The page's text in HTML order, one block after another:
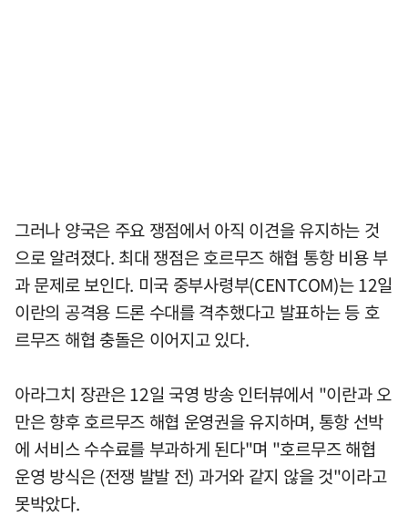
그러나 양국은 주요 쟁점에서 아직 이견을 유지하는 것
으로 알려졌다. 최대 쟁점은 호르무즈 해협 통항 비용 부
과 문제로 보인다. 미국 중부사령부(CENTCOM)는 12일
이란의 공격용 드론 수대를 격추했다고 발표하는 등 호
르무즈 해협 충돌은 이어지고 있다.
아라그치 장관은 12일 국영 방송 인터뷰에서 "이란과 오
만은 향후 호르무즈 해협 운영권을 유지하며, 통항 선박
에 서비스 수수료를 부과하게 된다"며 "호르무즈 해협
운영 방식은 (전쟁 발발 전) 과거와 같지 않을 것"이라고
못박았다.